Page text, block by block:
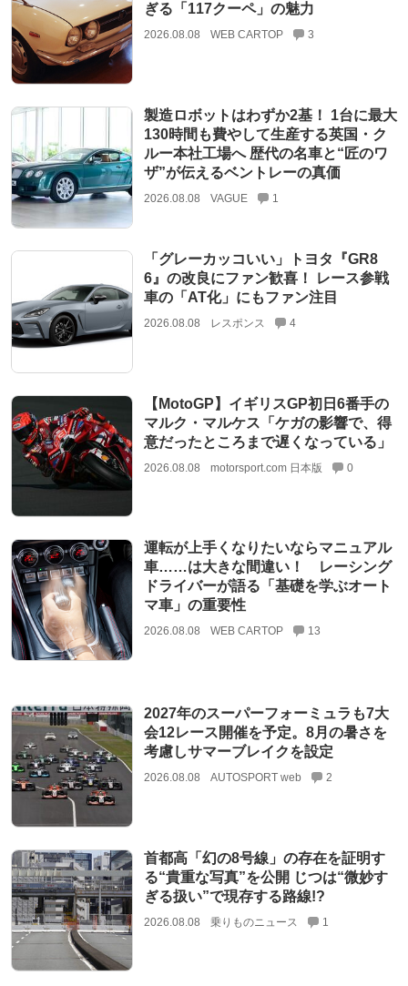
ぎる「117クーペ」の魅力
2026.08.08 WEB CARTOP 3
製造ロボットはわずか2基！ 1台に最大
130時間も費やして生産する英国・ク
ルー本社工場へ 歴代の名車と“匠のワ
ザ”が伝えるベントレーの真価
2026.08.08 VAGUE 1
「グレーカッコいい」トヨタ『GR8
6』の改良にファン歓喜！ レース参戦
車の「AT化」にもファン注目
2026.08.08 レスポンス 4
【MotoGP】イギリスGP初日6番手の
マルク・マルケス「ケガの影響で、得
意だったところまで遅くなっている」
2026.08.08 motorsport.com 日本版 0
運転が上手くなりたいならマニュアル
車……は大きな間違い！ レーシング
ドライバーが語る「基礎を学ぶオート
マ車」の重要性
2026.08.08 WEB CARTOP 13
2027年のスーパーフォーミュラも7大
会12レース開催を予定。8月の暑さを
考慮しサマーブレイクを設定
2026.08.08 AUTOSPORT web 2
首都高「幻の8号線」の存在を証明す
る“貴重な写真”を公開 じつは“微妙す
ぎる扱い”で現存する路線!?
2026.08.08 乗りものニュース 1